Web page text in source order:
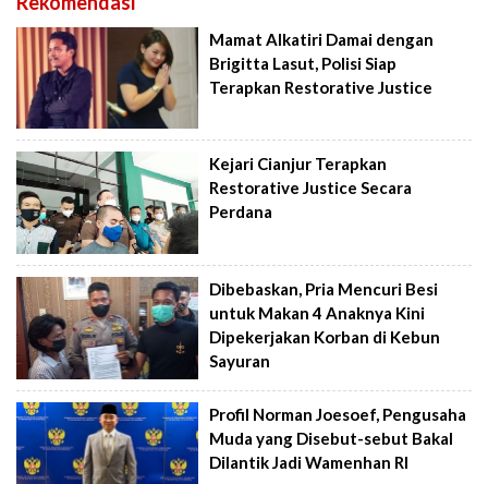
Mamat Alkatiri Damai dengan
Brigitta Lasut, Polisi Siap
Terapkan Restorative Justice
Kejari Cianjur Terapkan
Restorative Justice Secara
Perdana
Dibebaskan, Pria Mencuri Besi
untuk Makan 4 Anaknya Kini
Dipekerjakan Korban di Kebun
Sayuran
Profil Norman Joesoef, Pengusaha
Muda yang Disebut-sebut Bakal
Dilantik Jadi Wamenhan RI